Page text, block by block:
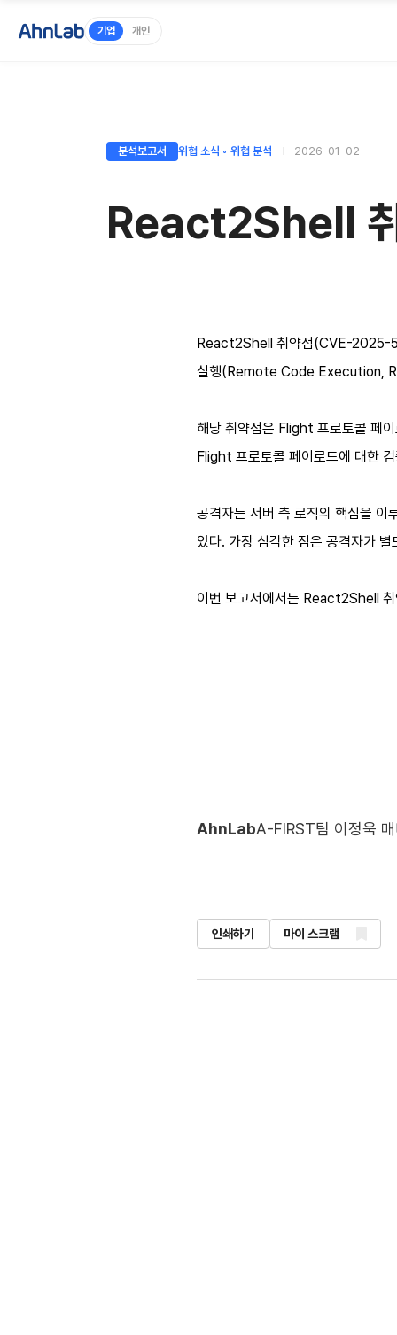
기업 개인
분석보고서 위협 소식 ◦ 위협 분석 2026-01-02
React2Shell 취
React2Shell 취약점(CVE-2025-
실행(Remote Code Execution,
해당 취약점은 Flight 프로토콜 페
Flight 프로토콜 페이로드에 대한
공격자는 서버 측 로직의 핵심을 이
있다. 가장 심각한 점은 공격자가
이번 보고서에서는 React2Shell
AhnLabA-FIRST팀 이정욱
인쇄하기 마이 스크랩